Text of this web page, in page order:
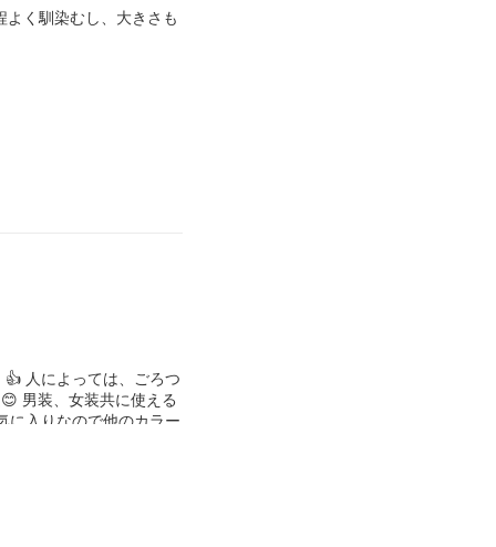
く馴染むし、大きさも
人によっては、ごろつ
男装、女装共に使える
に入りなので他のカラー